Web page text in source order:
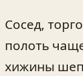
Сосед,
полоть
хижины